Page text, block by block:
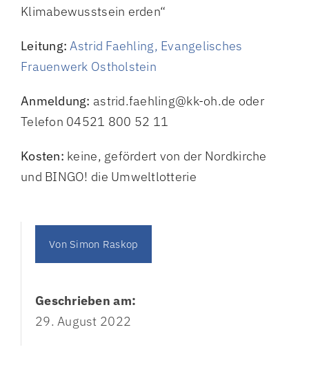
Klimabewusstsein erden“
Leitung: Astrid Faehling, Evangelisches
Frauenwerk Ostholstein
Anmeldung: astrid.faehling@kk-oh.de oder
Telefon 04521 800 52 11
Kosten: keine, gefördert von der Nordkirche
und BINGO! die Umweltlotterie
VonSimon Raskop
Geschrieben am:
29. August 2022